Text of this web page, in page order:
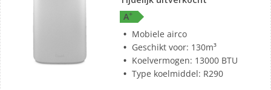
A+
Mobiele airco
Geschikt voor: 130m³
Koelvermogen: 13000 BTU
Type koelmiddel: R290